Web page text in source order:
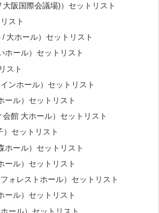
阪国際会議場)）セットリスト
スト
大ホール）セットリスト
ホール）セットリスト
スト
ンホール）セットリスト
ール）セットリスト
館 大ホール）セットリスト
セットリスト
ホール）セットリスト
ール）セットリスト
ォレストホール）セットリスト
ール）セットリスト
ール）セットリスト